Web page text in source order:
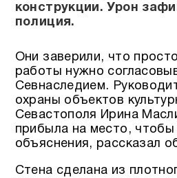
конструкции. Урон
полиция.
Они заверили, что
работы нужно
Севнаследием.
охраны объектов
Севастополя Ирина
прибыла на место, чтобы
объяснения, рассказал
Стена сделана из